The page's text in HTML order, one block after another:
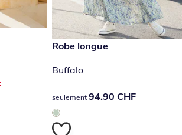
ancien prix : 119.00 CHF
ancien prix : 119.00 CHF
94.90 CHF
Robe longue
Buffalo
94.90 CHF
seulement 94.90 CHF